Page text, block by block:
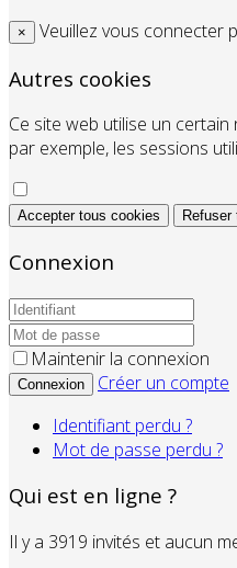
× Veuillez vous connecter
Autres cookies
Ce site web utilise un
par exemple, les sessions
Accepter tous cookies
Connexion
Maintenir la connexion
Connexion
Créer un compte
Identifiant perdu ?
Mot de passe perdu ?
Qui est en ligne ?
Il y a 3919 invités et aucun